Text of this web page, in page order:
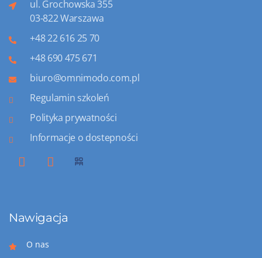
ul. Grochowska 355
03-822 Warszawa
+48 22 616 25 70
+48 690 475 671
biuro@omnimodo.com.pl
Regulamin szkoleń
Polityka prywatności
Informacje o dostepności
Nawigacja
O nas